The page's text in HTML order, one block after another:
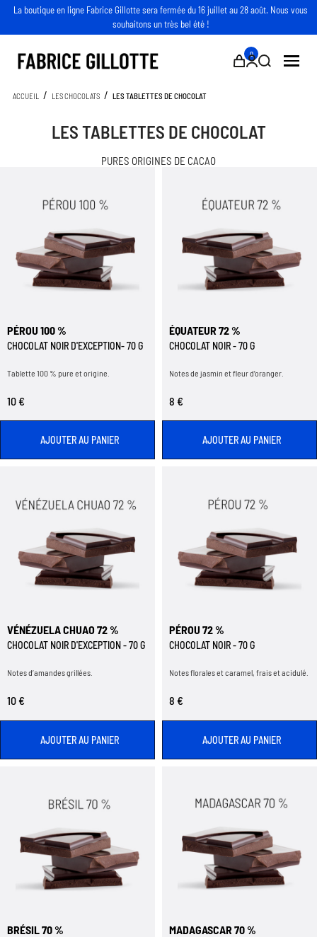
La boutique en ligne Fabrice Gillotte sera fermée du 16 juillet au 28 août. Nous vous
souhaitons un très bel été !
0
Les tablettes de chocolat
Les barres chocolatées
Les pyramides de macarons
Les Croquants
Les pâtes à tartiner
Le chocolat chaud
Les perles de cacao
ACCUEIL LES CHOCOLATS LES TABLETTES DE CHOCOLAT
LES TABLETTES DE CHOCOLAT
PURES ORIGINES DE CACAO
PÉROU 100 %
CHOCOLAT NOIR D'EXCEPTION- 70 G
Tablette 100 % pure et origine.
10 €
AJOUTER AU PANIER
ÉQUATEUR 72 %
CHOCOLAT NOIR - 70 G
Notes de jasmin et fleur d’oranger.
8 €
AJOUTER AU PANIER
VÉNÉZUELA CHUAO 72 %
CHOCOLAT NOIR D'EXCEPTION - 70 G
Notes d’amandes grillées.
10 €
AJOUTER AU PANIER
PÉROU 72 %
CHOCOLAT NOIR - 70 G
Notes florales et caramel, frais et acidulé.
8 €
AJOUTER AU PANIER
BRÉSIL 70 % MADAGASCAR 70 %